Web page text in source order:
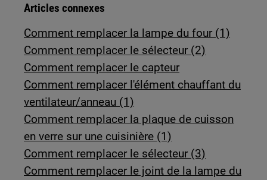
Articles connexes
Comment remplacer la lampe du four (1)
Comment remplacer le sélecteur (2)
Comment remplacer le capteur
Comment remplacer l'élément chauffant du
ventilateur/anneau (1)
Comment remplacer la plaque de cuisson
en verre sur une cuisinière (1)
Comment remplacer le sélecteur (3)
Comment remplacer le joint de la lampe du